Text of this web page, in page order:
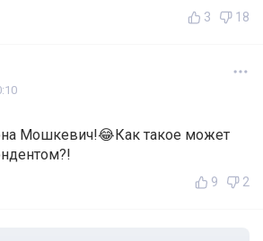
3 18
Мошкевич!😂Как такое может
9 2